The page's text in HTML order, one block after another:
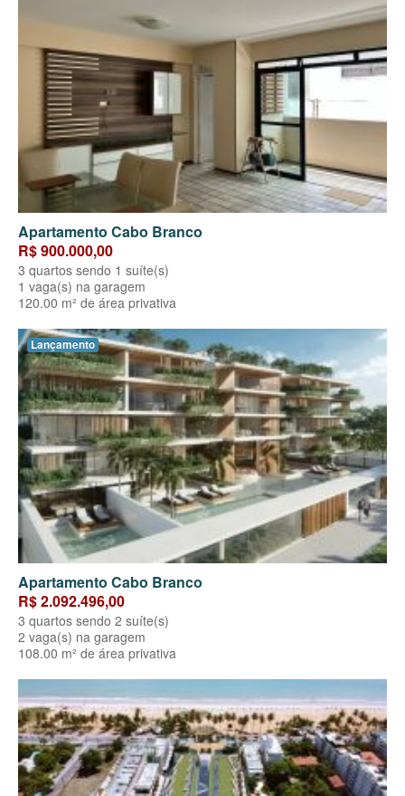
Apartamento Cabo Branco
R$ 900.000,00
3 quartos sendo 1 suíte(s)
1 vaga(s) na garagem
120.00 m² de área privativa
Lançamento
Apartamento Cabo Branco
R$ 2.092.496,00
3 quartos sendo 2 suíte(s)
2 vaga(s) na garagem
108.00 m² de área privativa